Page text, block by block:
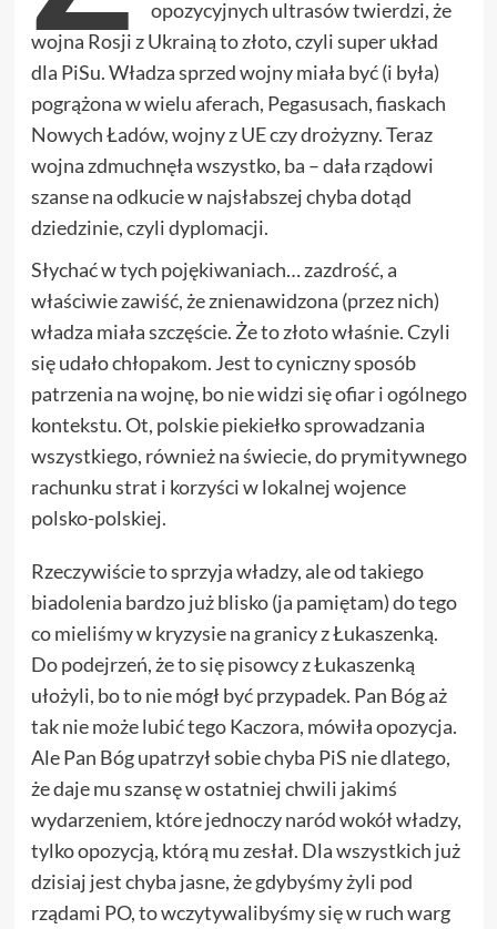
opozycyjnych ultrasów twierdzi, że
wojna Rosji z Ukrainą to złoto, czyli super układ
dla PiSu. Władza sprzed wojny miała być (i była)
pogrążona w wielu aferach, Pegasusach, fiaskach
Nowych Ładów, wojny z UE czy drożyzny. Teraz
wojna zdmuchnęła wszystko, ba – dała rządowi
szanse na odkucie w najsłabszej chyba dotąd
dziedzinie, czyli dyplomacji.
Słychać w tych pojękiwaniach… zazdrość, a
właściwie zawiść, że znienawidzona (przez nich)
władza miała szczęście. Że to złoto właśnie. Czyli
się udało chłopakom. Jest to cyniczny sposób
patrzenia na wojnę, bo nie widzi się ofiar i ogólnego
kontekstu. Ot, polskie piekiełko sprowadzania
wszystkiego, również na świecie, do prymitywnego
rachunku strat i korzyści w lokalnej wojence
polsko-polskiej.
Rzeczywiście to sprzyja władzy, ale od takiego
biadolenia bardzo już blisko (ja pamiętam) do tego
co mieliśmy w kryzysie na granicy z Łukaszenką.
Do podejrzeń, że to się pisowcy z Łukaszenką
ułożyli, bo to nie mógł być przypadek. Pan Bóg aż
tak nie może lubić tego Kaczora, mówiła opozycja.
Ale Pan Bóg upatrzył sobie chyba PiS nie dlatego,
że daje mu szansę w ostatniej chwili jakimś
wydarzeniem, które jednoczy naród wokół władzy,
tylko opozycją, którą mu zesłał. Dla wszystkich już
dzisiaj jest chyba jasne, że gdybyśmy żyli pod
rządami PO, to wczytywalibyśmy się w ruch warg